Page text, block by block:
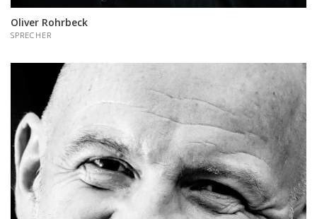
Oliver Rohrbeck
SPRECHER